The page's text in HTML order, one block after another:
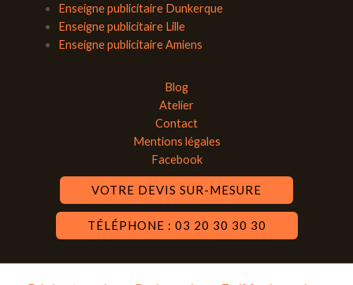
Enseigne publicitaire Dunkerque
Enseigne publicitaire Lille
Enseigne publicitaire Amiens
Blog
Atelier
Contact
Mentions légales
Facebook
VOTRE DEVIS SUR-MESURE
TÉLÉPHONE : 03 20 30 30 30